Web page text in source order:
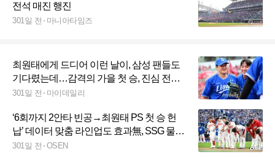
전석 매진 행진
301일 전 마니아타임즈
최원태에게 드디어 이런 날이, 삼성 팬들도
기다렸는데…감격의 가을 첫 승, 진심 전하
다 "삼성이라는 좋은 팀 와서, 모두 감사드려
301일 전 마이데일리
‘6회까지 2안타 빈공→최원태 PS 첫 승 헌
납’ 데이터 맞춤 라인업도 효과無, SSG 물방
망이 어쩌나 [준PO1]
301일 전 OSEN